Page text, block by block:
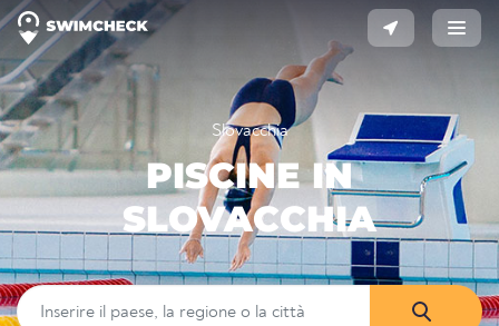
Slovacchia
PISCINE IN
SLOVACCHIA